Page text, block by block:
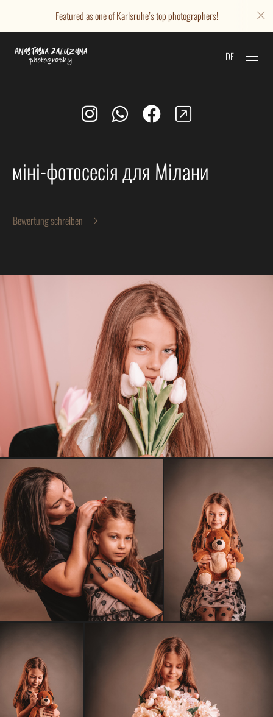
Featured as one of Karlsruhe’s top photographers!
DE
міні-фотосесія для Мілани
Bewertung schreiben